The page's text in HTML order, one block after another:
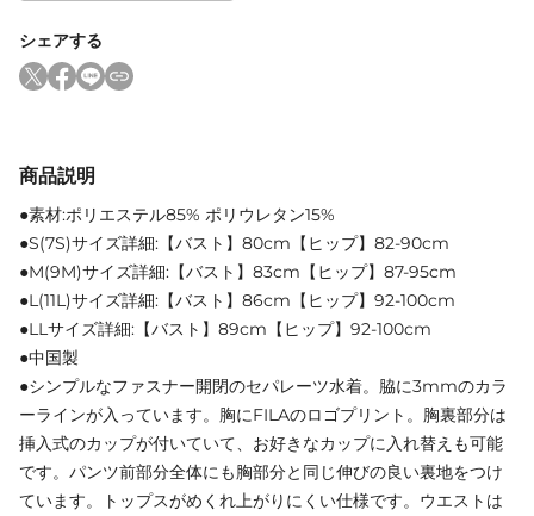
シェアする
商品説明
●素材:ポリエステル85% ポリウレタン15%
●S(7S)サイズ詳細:【バスト】80cm【ヒップ】82-90cm
●M(9M)サイズ詳細:【バスト】83cm【ヒップ】87-95cm
●L(11L)サイズ詳細:【バスト】86cm【ヒップ】92-100cm
●LLサイズ詳細:【バスト】89cm【ヒップ】92-100cm
●中国製
●シンプルなファスナー開閉のセパレーツ水着。脇に3mmのカラ
ーラインが入っています。胸にFILAのロゴプリント。胸裏部分は
挿入式のカップが付いていて、お好きなカップに入れ替えも可能
です。パンツ前部分全体にも胸部分と同じ伸びの良い裏地をつけ
ています。トップスがめくれ上がりにくい仕様です。ウエストは